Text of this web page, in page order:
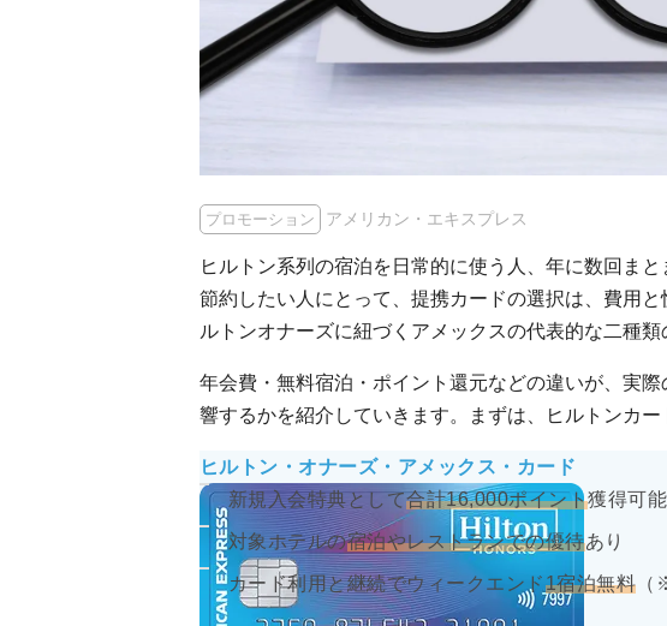
プロモーション アメリカン・エキスプレス
ヒルトン系列の宿泊を日常的に使う人、年に数回ま
節約したい人にとって、提携カードの選択は、費用
ルトンオナーズに紐づくアメックスの代表的な二種類
年会費・無料宿泊・ポイント還元などの違いが、実
響するかを紹介していきます。まずは、ヒルトンカー
ヒルトン・オナーズ・ アメックス・カード
新規入会特典として合計16,000ポイント獲得可能
対象ホテルの宿泊やレストランでの優待あり
カード利用と継続でウィークエンド1宿泊無料